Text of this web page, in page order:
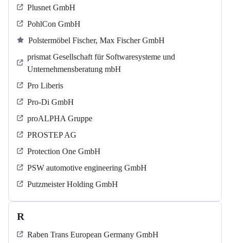
Plusnet GmbH
PohlCon GmbH
Polstermöbel Fischer, Max Fischer GmbH
prismat Gesellschaft für Softwaresysteme und
Unternehmensberatung mbH
Pro Liberis
Pro-Di GmbH
proALPHA Gruppe
PROSTEP AG
Protection One GmbH
PSW automotive engineering GmbH
Putzmeister Holding GmbH
R
Raben Trans European Germany GmbH